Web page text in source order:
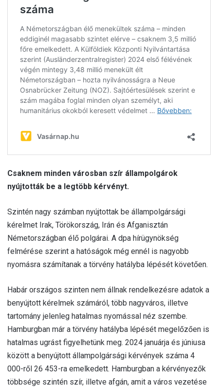
Csaknem minden városban szír állampolgárok
nyújtották be a legtöbb kérvényt.
Szintén nagy számban nyújtottak be állampolgársági
kérelmet Irak, Törökország, Irán és Afganisztán
Németországban élő polgárai. A dpa hírügynökség
felmérése szerint a hatóságok még ennél is nagyobb
nyomásra számítanak a törvény hatályba lépését követően.
Habár országos szinten nem állnak rendelkezésre adatok a
benyújtott kérelmek számáról, több nagyváros, illetve
tartomány jelenleg hatalmas nyomással néz szembe.
Hamburgban már a törvény hatályba lépését megelőzően is
hatalmas ugrást figyelhetünk meg. 2024 januárja és júniusa
között a benyújtott állampolgársági kérvények száma 4
000-ről 26 453-ra emelkedett. Hamburgban a kérvényezők
többsége szintén szír, illetve afgán, amit a város vezetése